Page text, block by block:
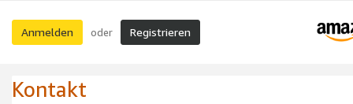
Anmelden oder Registrieren
Kontakt